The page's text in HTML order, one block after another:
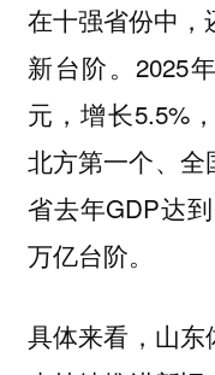
在十强省份中，
新台阶。2025
元，增长5.5%
北方第一个、全
省去年GDP达
万亿台阶。
具体来看，山